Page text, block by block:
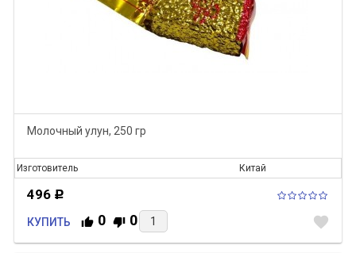
Молочный улун, 250 гр
Изготовитель Китай
496 Р
КУПИТЬ 0 0 favorite